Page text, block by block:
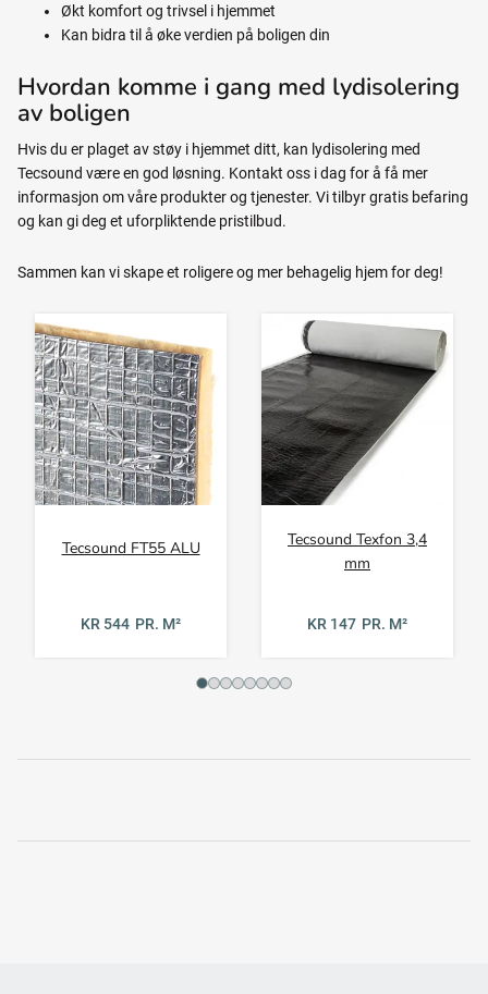
Økt komfort og trivsel i hjemmet
Kan bidra til å øke verdien på boligen din
Hvordan komme i gang med lydisolering
av boligen
Hvis du er plaget av støy i hjemmet ditt, kan lydisolering med
Tecsound være en god løsning. Kontakt oss i dag for å få mer
informasjon om våre produkter og tjenester. Vi tilbyr gratis befaring
og kan gi deg et uforpliktende pristilbud.
Sammen kan vi skape et roligere og mer behagelig hjem for deg!
Tecsound FT55 ALU
KR 544 PR. M²
Tecsound Texfon 3,4
mm
KR 147 PR. M²